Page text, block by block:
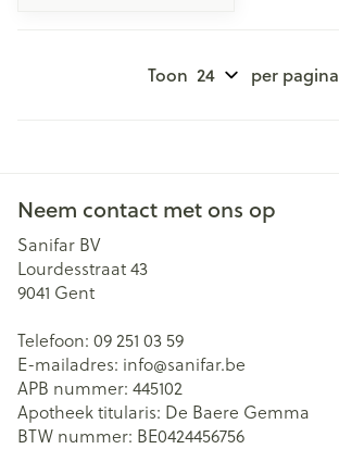
Toon per pagina
Neem contact met ons op
Sanifar BV
Lourdesstraat 43
9041 Gent
Telefoon: 09 251 03 59
E-mailadres: info@sanifar.be
APB nummer: 445102
Apotheek titularis: De Baere Gemma
BTW nummer: BE0424456756